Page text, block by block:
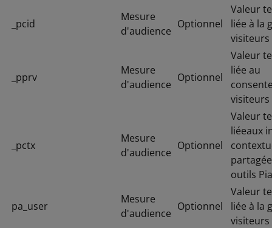
_pcid
Mesure
d'audience
Optionnel
Valeur
liée à la
visiteurs
_pprv
Mesure
d'audience
Optionnel
Valeur
liée au
visiteurs
_pctx
Mesure
d'audience
Optionnel
Valeur
liéeaux
outils
pa_user
Mesure
d'audience
Optionnel
Valeur
liée à la